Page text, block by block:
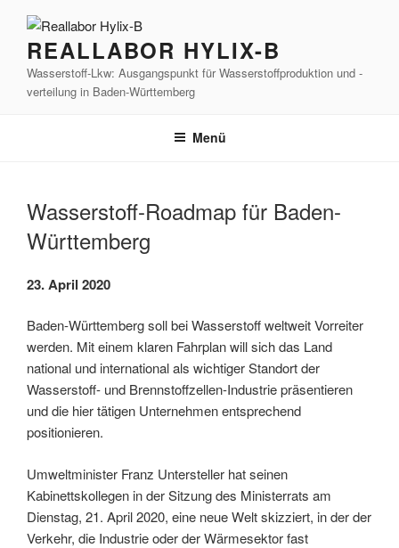
Inhalt
springenREALLABOR HYLIX-B
Wasserstoff-Lkw: Ausgangspunkt für Wasserstoffproduktion und -
verteilung in Baden-Württemberg
Menü
Wasserstoff-Roadmap für Baden-
Württemberg
23. April 2020
Baden-Württemberg soll bei Wasserstoff weltweit Vorreiter
werden. Mit einem klaren Fahrplan will sich das Land
national und international als wichtiger Standort der
Wasserstoff- und Brennstoffzellen-Industrie präsentieren
und die hier tätigen Unternehmen entsprechend
positionieren.
Umweltminister Franz Untersteller hat seinen
Kabinettskollegen in der Sitzung des Ministerrats am
Dienstag, 21. April 2020, eine neue Welt skizziert, in der der
Verkehr, die Industrie oder der Wärmesektor fast